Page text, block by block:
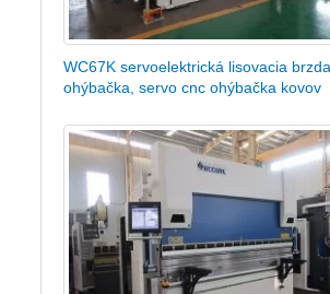
WC67K servoelektrická lisovacia
ohýbačka, servo cnc ohýbačka kovov